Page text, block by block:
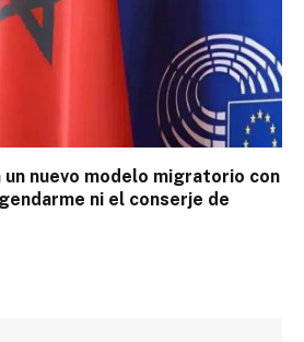
nuevo modelo migratorio con
ni el conserje de